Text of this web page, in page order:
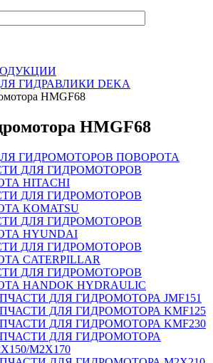
ГИДРАВЛИКИ DEKA
HMGF68
HMGF68
ГИДРОМОТОРОВ ПОВОРОТА
ДЛЯ ГИДРОМОТОРОВ
HITACHI
ДЛЯ ГИДРОМОТОРОВ
KOMATSU
ДЛЯ ГИДРОМОТОРОВ
HYUNDAI
ДЛЯ ГИДРОМОТОРОВ
CATERPILLAR
ДЛЯ ГИДРОМОТОРОВ
HANDOK HYDRAULIC
ДЛЯ ГИДРОМОТОРА JMF151
ДЛЯ ГИДРОМОТОРА KMF125
ДЛЯ ГИДРОМОТОРА KMF230
ДЛЯ ГИДРОМОТОРА
M2X170